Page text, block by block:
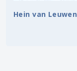
Hein van Leuwen